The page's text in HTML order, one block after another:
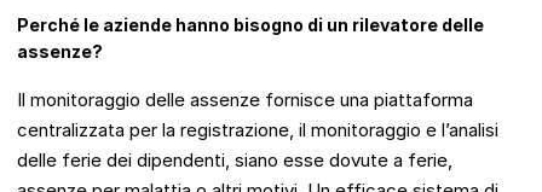
Perché le aziende hanno bisogno di un rilevatore delle
assenze?
Il monitoraggio delle assenze fornisce una piattaforma
centralizzata per la registrazione, il monitoraggio e l’analisi
delle ferie dei dipendenti, siano esse dovute a ferie,